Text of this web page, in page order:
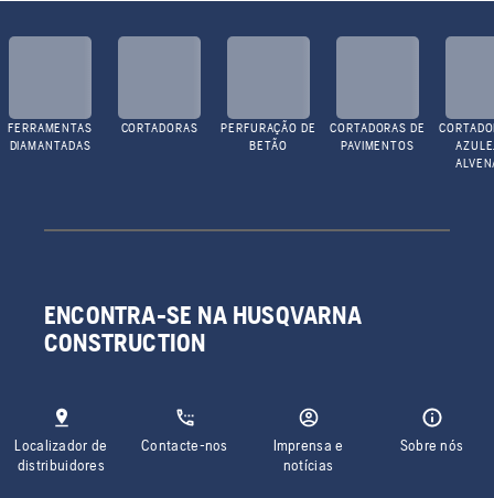
FERRAMENTAS
DIAMANTADAS
CORTADORAS
PERFURAÇÃO DE
BETÃO
CORTADORAS DE
PAVIMENTOS
ENCONTRA-SE NA HUSQVARNA
CONSTRUCTION
Localizador de
distribuidores
Contacte-nos
Imprensa e
notícias
Sobre nós